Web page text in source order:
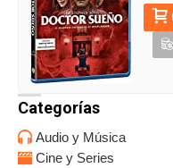
Categorías
Audio y Música
Cine y Series